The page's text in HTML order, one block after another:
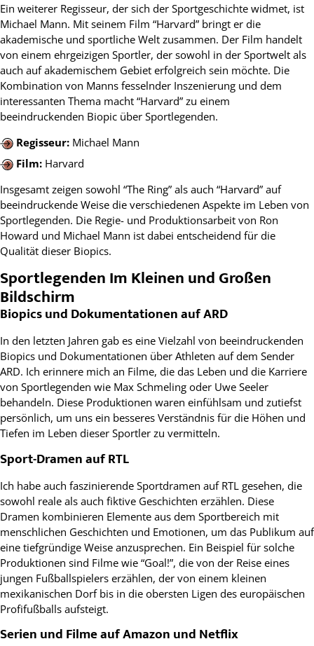
Ein weiterer Regisseur, der sich der Sportgeschichte widmet, ist
Michael Mann. Mit seinem Film “Harvard” bringt er die
akademische und sportliche Welt zusammen. Der Film handelt
von einem ehrgeizigen Sportler, der sowohl in der Sportwelt als
auch auf akademischem Gebiet erfolgreich sein möchte. Die
Kombination von Manns fesselnder Inszenierung und dem
interessanten Thema macht “Harvard” zu einem
beeindruckenden Biopic über Sportlegenden.
Regisseur:Michael Mann
Film:Harvard
Insgesamt zeigen sowohl “The Ring” als auch “Harvard” auf
beeindruckende Weise die verschiedenen Aspekte im Leben von
Sportlegenden. Die Regie- und Produktionsarbeit von Ron
Howard und Michael Mann ist dabei entscheidend für die
Qualität dieser Biopics.
Sportlegenden Im Kleinen und Großen
Bildschirm
Biopics und Dokumentationen auf ARD
In den letzten Jahren gab es eine Vielzahl von beeindruckenden
Biopics und Dokumentationen über Athleten auf dem Sender
ARD. Ich erinnere mich an Filme, die das Leben und die Karriere
von Sportlegenden wie Max Schmeling oder Uwe Seeler
behandeln. Diese Produktionen waren einfühlsam und zutiefst
persönlich, um uns ein besseres Verständnis für die Höhen und
Tiefen im Leben dieser Sportler zu vermitteln.
Sport-Dramen auf RTL
Ich habe auch faszinierende Sportdramen auf RTL gesehen, die
sowohl reale als auch fiktive Geschichten erzählen. Diese
Dramen kombinieren Elemente aus dem Sportbereich mit
menschlichen Geschichten und Emotionen, um das Publikum auf
eine tiefgründige Weise anzusprechen. Ein Beispiel für solche
Produktionen sind Filme wie “Goal!”, die von der Reise eines
jungen Fußballspielers erzählen, der von einem kleinen
mexikanischen Dorf bis in die obersten Ligen des europäischen
Profifußballs aufsteigt.
Serien und Filme auf Amazon und Netflix